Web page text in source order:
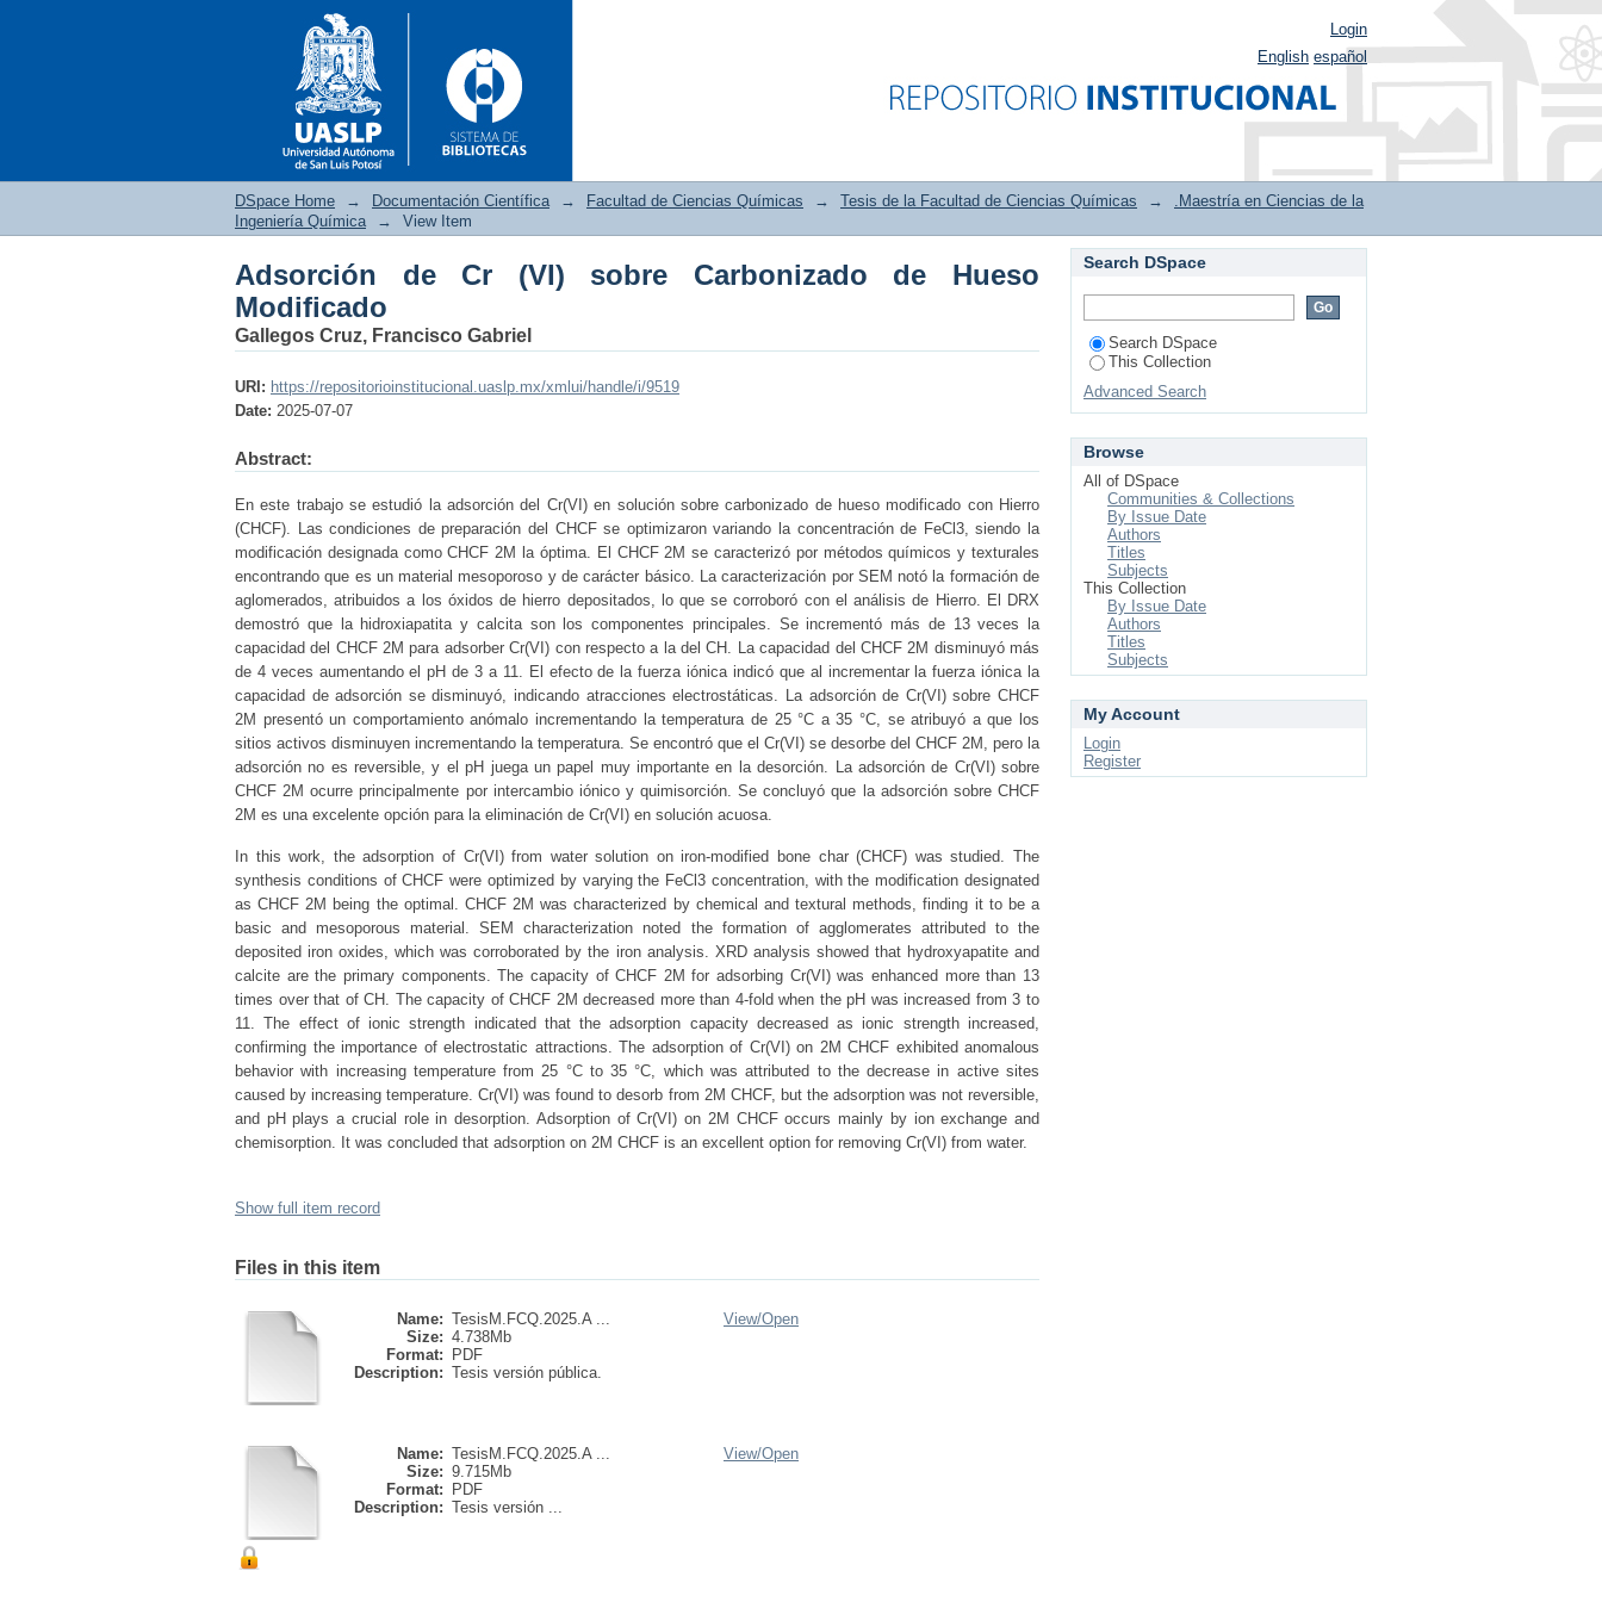
Adsorción de Cr (VI) sobre Carbonizado de Hueso Modificado
Login
English español
DSpace Home → Documentación Científica → Facultad de Ciencias Químicas → Tesis de la Facultad de Ciencias Químicas →
.Maestría en Ciencias de la
Ingeniería Química
→ View Item
Adsorción de Cr (VI) sobre Carbonizado de Hueso
Modificado
Gallegos Cruz, Francisco Gabriel
URI: https://repositorioinstitucional.uaslp.mx/xmlui/handle/i/9519
Date: 2025-07-07
Abstract:
En este trabajo se estudió la adsorción del Cr(VI) en solución sobre carbonizado de hueso modificado con Hierro
(CHCF). Las condiciones de preparación del CHCF se optimizaron variando la concentración de FeCl3, siendo la
modificación designada como CHCF 2M la óptima. El CHCF 2M se caracterizó por métodos químicos y texturales
encontrando que es un material mesoporoso y de carácter básico. La caracterización por SEM notó la formación de
aglomerados, atribuidos a los óxidos de hierro depositados, lo que se corroboró con el análisis de Hierro. El DRX
demostró que la hidroxiapatita y calcita son los componentes principales. Se incrementó más de 13 veces la
capacidad del CHCF 2M para adsorber Cr(VI) con respecto a la del CH. La capacidad del CHCF 2M disminuyó más
de 4 veces aumentando el pH de 3 a 11. El efecto de la fuerza iónica indicó que al incrementar la fuerza iónica la
capacidad de adsorción se disminuyó, indicando atracciones electrostáticas. La adsorción de Cr(VI) sobre CHCF
2M presentó un comportamiento anómalo incrementando la temperatura de 25 °C a 35 °C, se atribuyó a que los
sitios activos disminuyen incrementando la temperatura. Se encontró que el Cr(VI) se desorbe del CHCF 2M, pero la
adsorción no es reversible, y el pH juega un papel muy importante en la desorción. La adsorción de Cr(VI) sobre
CHCF 2M ocurre principalmente por intercambio iónico y quimisorción. Se concluyó que la adsorción sobre CHCF
2M es una excelente opción para la eliminación de Cr(VI) en solución acuosa.
In this work, the adsorption of Cr(VI) from water solution on iron-modified bone char (CHCF) was studied. The
synthesis conditions of CHCF were optimized by varying the FeCl3 concentration, with the modification designated
as CHCF 2M being the optimal. CHCF 2M was characterized by chemical and textural methods, finding it to be a
basic and mesoporous material. SEM characterization noted the formation of agglomerates attributed to the
deposited iron oxides, which was corroborated by the iron analysis. XRD analysis showed that hydroxyapatite and
calcite are the primary components. The capacity of CHCF 2M for adsorbing Cr(VI) was enhanced more than 13
times over that of CH. The capacity of CHCF 2M decreased more than 4-fold when the pH was increased from 3 to
11. The effect of ionic strength indicated that the adsorption capacity decreased as ionic strength increased,
confirming the importance of electrostatic attractions. The adsorption of Cr(VI) on 2M CHCF exhibited anomalous
behavior with increasing temperature from 25 °C to 35 °C, which was attributed to the decrease in active sites
caused by increasing temperature. Cr(VI) was found to desorb from 2M CHCF, but the adsorption was not reversible,
and pH plays a crucial role in desorption. Adsorption of Cr(VI) on 2M CHCF occurs mainly by ion exchange and
chemisorption. It was concluded that adsorption on 2M CHCF is an excellent option for removing Cr(VI) from water.
Show full item record
Files in this item
Name: TesisM.FCQ.2025.A ...
Size: 4.738Mb
Format:
PDF
Description: Tesis versión pública.
View/Open
Name: TesisM.FCQ.2025.A ...
Size: 9.715Mb
Format:
PDF
Description: Tesis versión ...
View/Open
Search DSpace
Search DSpace
This Collection
Advanced Search
Browse
All of DSpace
Communities & Collections
By Issue Date
Authors
Titles
Subjects
This Collection
By Issue Date
Authors
Titles
Subjects
My Account
Login
Register